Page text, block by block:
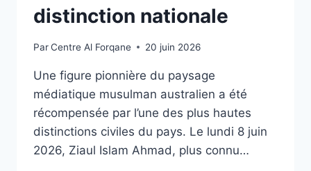
distinction nationale
ParCentre Al Forqane 20 juin 2026
Une figure pionnière du paysage
médiatique musulman australien a été
récompensée par l’une des plus hautes
distinctions civiles du pays. Le lundi 8 juin
2026, Ziaul Islam Ahmad, plus connu…